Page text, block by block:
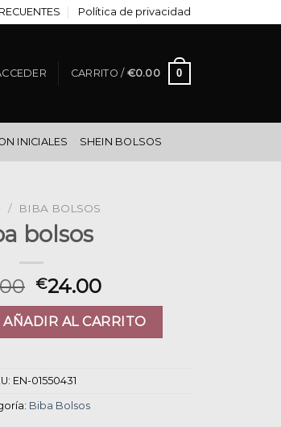
Política de privacidad
CARRITO / €0.00 0
INICIALES SHEIN BOLSOS
/ BIBA BOLSOS
bolsos
€24.00
AÑADIR AL CARRITO
EN-01550431
Biba Bolsos